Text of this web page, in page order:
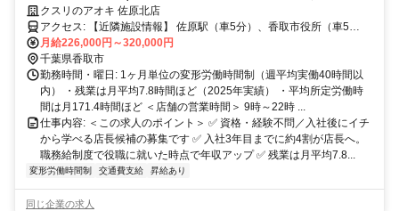
ル社員✅社宅あり
クスリのアオキ 佐原北店
アクセス: 【近隣施設情報】 佐原駅（車5分）、香取市役所（車5
分）、水郷佐原あやめパーク（車10分）
月給226,000円～320,000円
千葉県香取市
勤務時間・曜日: 1ヶ月単位の変形労働時間制（週平均実働40時間以
内） ・残業は月平均7.8時間ほど（2025年実績） ・平均所定労働時
間は月171.4時間ほど ＜店舗の営業時間＞ 9時～22時 ...
仕事内容: ＜この求人のポイント＞ ✅ 資格・経験不問／入社後にイチ
から学べる店長候補の募集です ✅ 入社3年目までに約4割が店長へ。
職務給制度で役職に就いた時点で年収アップ ✅ 残業は月平均7.8...
変形労働時間制 交通費支給 昇給あり
同じ企業の求人